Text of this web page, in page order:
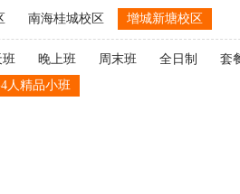
南海桂城校区 增城新塘校区
班 晚上班 周末班 全日制
套
人精品小班